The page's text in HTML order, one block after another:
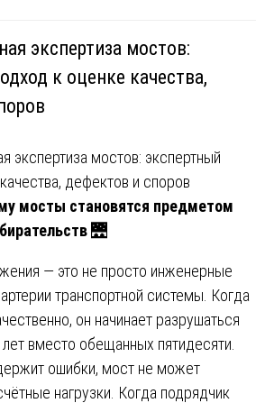
экспертиза мостов:
к оценке качества,
мосты становятся предметом
🌉
— это не просто инженерные
транспортной системы. Когда
он начинает разрушаться
вместо обещанных пятидесяти.
ошибки, мост не может
нагрузки. Когда подрядчик